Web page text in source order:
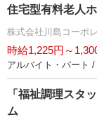
住宅型有料老人
株式会社川島コーポ
時給1,225円～
アルバイト・パート
「福祉調理スタ
ム